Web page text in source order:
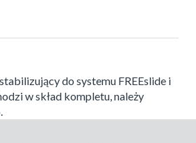
do systemu FREEslide i
w skład kompletu, należy